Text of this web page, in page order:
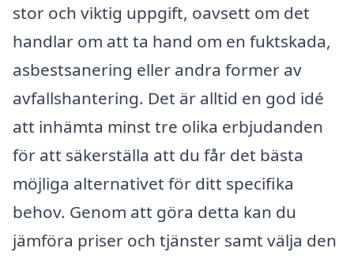
stor och viktig uppgift, oavsett om det
handlar om att ta hand om en fuktskada,
asbestsanering eller andra former av
avfallshantering. Det är alltid en god idé
att inhämta minst tre olika erbjudanden
för att säkerställa att du får det bästa
möjliga alternativet för ditt specifika
behov. Genom att göra detta kan du
jämföra priser och tjänster samt välja den